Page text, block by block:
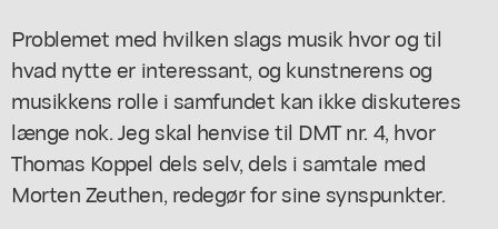
Problemet med hvilken slags musik hvor og til
hvad nytte er interessant, og kunstnerens og
musikkens rolle i samfundet kan ikke diskuteres
længe nok. Jeg skal henvise til DMT nr. 4, hvor
Thomas Koppel dels selv, dels i samtale med
Morten Zeuthen, redegør for sine synspunkter.